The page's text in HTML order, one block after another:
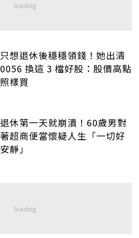
只想退休後穩穩領錢！她出清
0056 換這 3 檔好股：股價高點
照樣買
退休第一天就崩潰！60歲男對
著超商便當懷疑人生「一切好
安靜」